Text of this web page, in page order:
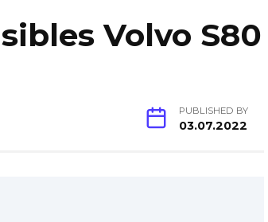
Volvo S80
PUBLISHED BY
03.07.2022